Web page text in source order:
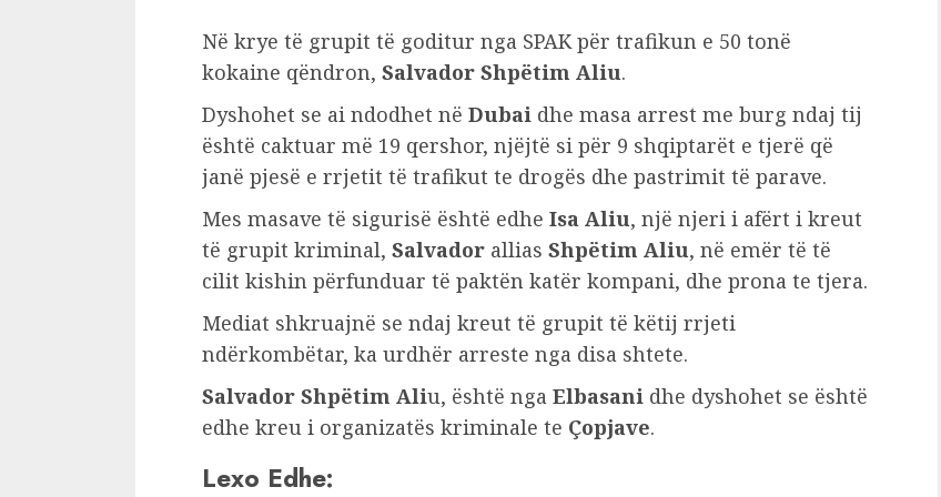
Në krye të grupit të goditur nga SPAK për trafikun e 50 tonë
kokaine qëndron, Salvador Shpëtim Aliu.
Dyshohet se ai ndodhet në Dubai dhe masa arrest me burg ndaj tij
është caktuar më 19 qershor, njëjtë si për 9 shqiptarët e tjerë që
janë pjesë e rrjetit të trafikut te drogës dhe pastrimit të parave.
Mes masave të sigurisë është edhe Isa Aliu, një njeri i afërt i kreut
të grupit kriminal, Salvador allias Shpëtim Aliu, në emër të të
cilit kishin përfunduar të paktën katër kompani, dhe prona te tjera.
Mediat shkruajnë se ndaj kreut të grupit të këtij rrjeti
ndërkombëtar, ka urdhër arreste nga disa shtete.
Salvador Shpëtim Aliu, është nga Elbasani dhe dyshohet se është
edhe kreu i organizatës kriminale te Çopjave.
Lexo Edhe: